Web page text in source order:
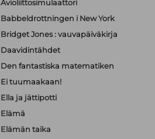
Avioliittosimulaattori
Babbeldrottningen i New York
Bridget Jones : vauvapäiväkirja
Daavidintähdet
Den fantastiska matematiken
Ei tuumaakaan!
Ella ja jättipotti
Elämä
Elämän taika